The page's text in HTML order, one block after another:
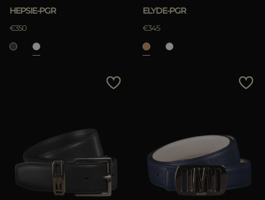
HEPSIE-PGR
€350
ELYDE-PGR
€345